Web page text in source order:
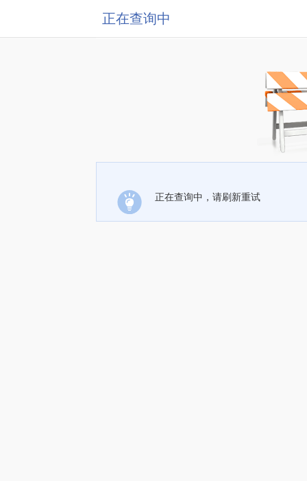
正在查询中
正在查询中，请刷新重试